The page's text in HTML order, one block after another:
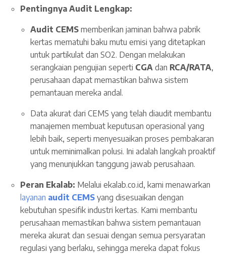
Pentingnya Audit Lengkap:
Audit CEMS memberikan jaminan bahwa pabrik
kertas mematuhi baku mutu emisi yang ditetapkan
untuk partikulat dan SO2​. Dengan melakukan
serangkaian pengujian seperti CGA dan RCA/RATA,
perusahaan dapat memastikan bahwa sistem
pemantauan mereka andal.
Data akurat dari CEMS yang telah diaudit membantu
manajemen membuat keputusan operasional yang
lebih baik, seperti menyesuaikan proses pembakaran
untuk meminimalkan polusi. Ini adalah langkah proaktif
yang menunjukkan tanggung jawab perusahaan.
Peran Ekalab: Melalui ekalab.co.id, kami menawarkan
layanan audit CEMS yang disesuaikan dengan
kebutuhan spesifik industri kertas. Kami membantu
perusahaan memastikan bahwa sistem pemantauan
mereka akurat dan sesuai dengan semua persyaratan
regulasi yang berlaku, sehingga mereka dapat fokus